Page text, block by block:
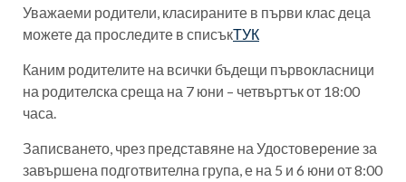
Уважаеми родители, класираните в първи клас деца
можете да проследите в списъкТУК
Каним родителите на всички бъдещи първокласници
на родителска среща на 7 юни – четвъртък от 18:00
часа.
Записването, чрез представяне на Удостоверение за
завършена подготвителна група, е на 5 и 6 юни от 8:00